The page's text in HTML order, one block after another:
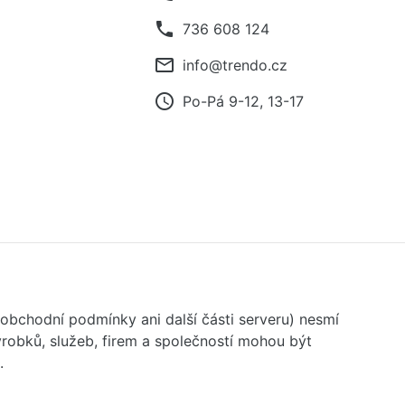
phone 736 608 124
mail_outline info@trendo.cz
access_time Po-Pá 9-12, 13-17
podmínky ani další části serveru) nesmí
služeb, firem a společností mohou být